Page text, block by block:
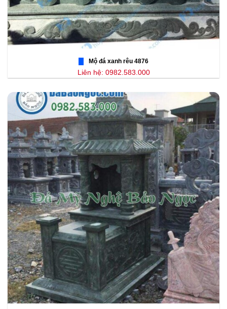
Mộ đá xanh rêu 4876
Liên hệ: 0982.583.000